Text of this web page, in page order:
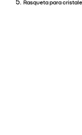
Rasqueta para